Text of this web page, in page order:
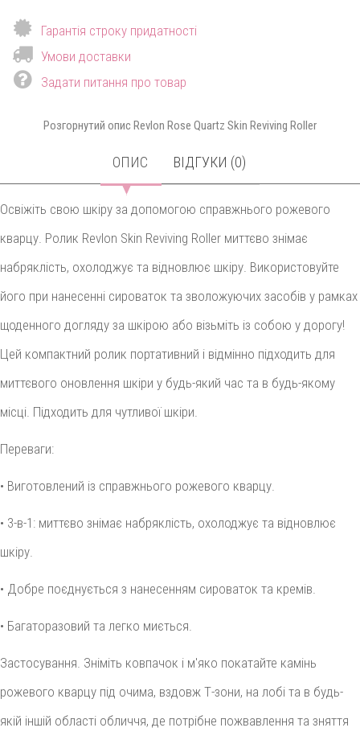
Гарантія строку придатності
Умови доставки
Задати питання про товар
Розгорнутий опис Revlon Rose Quartz Skin Reviving Roller
ОПИС ВІДГУКИ (0)
Освіжіть свою шкіру за допомогою справжнього рожевого
кварцу. Ролик Revlon Skin Reviving Roller миттєво знімає
набряклість, охолоджує та відновлює шкіру. Використовуйте
його при нанесенні сироваток та зволожуючих засобів у рамках
щоденного догляду за шкірою або візьміть із собою у дорогу!
Цей компактний ролик портативний і відмінно підходить для
миттєвого оновлення шкіри у будь-який час та в будь-якому
місці. Підходить для чутливої ​​шкіри.
Переваги:
• Виготовлений із справжнього рожевого кварцу.
• 3-в-1: миттєво знімає набряклість, охолоджує та відновлює
шкіру.
• Добре поєднується з нанесенням сироваток та кремів.
• Багаторазовий та легко миється.
Застосування. Зніміть ковпачок і м'яко покатайте камінь
рожевого кварцу під очима, вздовж Т-зони, на лобі та в будь-
якій іншій області обличчя, де потрібне пожвавлення та зняття